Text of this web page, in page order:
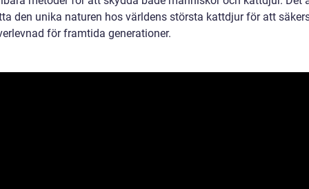
den unika naturen hos världens största kattdjur för att
för framtida generationer.